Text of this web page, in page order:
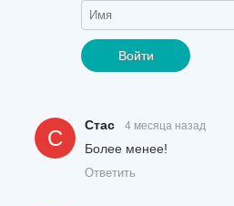
Войти
С
Стас 4 месяца назад
Более менее!
Ответить